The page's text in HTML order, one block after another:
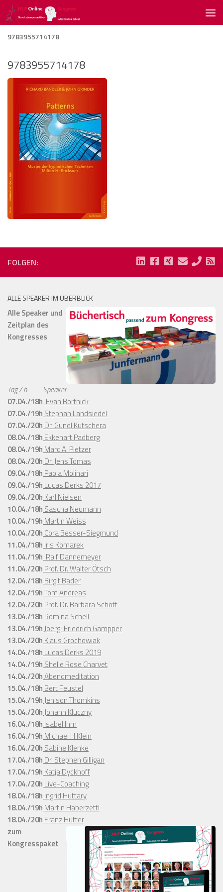
Zum Inhalt springen
9783955714178
9783955714178
FOLGEN:
ALLE SPEAKER IM ÜBERBLICK
Alle Speaker und
Zeitplan des
Kongresses
Tag / h
Speaker
07.04./18h Evan Bortnick
07.04./19h Stephan Landsiedel
07.04./20h Dr. Gundl Kutschera
08.04./18h Ekkehart Padberg
08.04./19h Marc A. Pletzer
08.04./20h Dr. Jens Tomas
09.04./18h Paola Molinari
09.04./19h Lucas Derks 2017
09.04./20h Karl Nielsen
10.04./18h Sascha Neumann
10.04./19h Martin Weiss
10.04./20h Cora Besser-Siegmund
11.04./18h Iris Komarek
11.04./19h Ralf Dannemeyer
11.04./20h Prof. Dr. Walter Ötsch
12.04./18h Birgit Bader
12.04./19hTom Andreas
12.04./20h Prof. Dr. Barbara Schott
13.04./18h Romina Schell
13.04./19hJoerg-Friedrich Gampper
13.04./20h Klaus Grochowiak
14.04./18h Lucas Derks 2019
14.04./19h Shelle Rose Charvet
14.04./20hAbendmeditation
15.04./18h Bert Feustel
15.04./19hJenison Thomkins
15.04./20hJohann Kluczny
16.04./18h Isabel Ihm
16.04./19h Michael H.Klein
16.04./20h Sabine Klenke
17.04./18h Dr. Stephen Gilligan
17.04./19h Katja Dyckhoff
17.04./20h Live-Coaching
18.04./18h Ingrid Huttary
18.04./19h Martin Haberzettl
18.04./20h Franz Hütter
zum
Kongresspaket